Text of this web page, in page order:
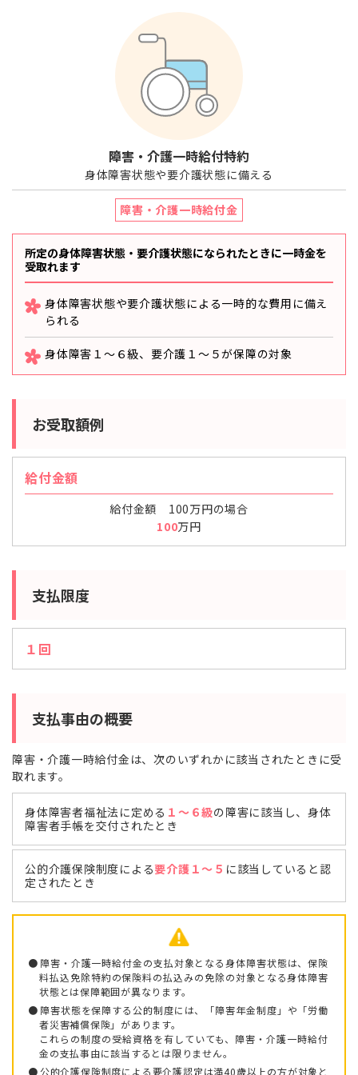
障害・介護一時給付特約
身体障害状態や要介護状態に備える
障害・介護一時給付金
所定の身体障害状態・要介護状態になられたときに一時金を
受取れます
身体障害状態や要介護状態による一時的な費用に備え
られる
身体障害１～６級、要介護１～５が保障の対象
お受取額例
給付金額
給付金額 100万円の場合
100万円
支払限度
１回
支払事由の概要
障害・介護一時給付金は、次のいずれかに該当されたときに受
取れます。
身体障害者福祉法に定める １～６級の障害に該当し、身体
障害者手帳を交付されたとき
公的介護保険制度による要介護１～５ に該当していると認
定されたとき
障害・介護一時給付金の支払対象となる身体障害状態は、保険
料払込免除特約の保険料の払込みの免除の対象となる身体障害
状態とは保障範囲が異なります。
障害状態を保障する公的制度には、「障害年金制度」や「労働
者災害補償保険」があります。
これらの制度の受給資格を有していても、障害・介護一時給付
金の支払事由に該当するとは限りません。
公的介護保険制度による要介護認定は満40歳以上の方が対象と